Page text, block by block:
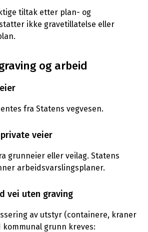
tiltak etter plan- og
ikke gravetillatelse eller
og arbeid
fra Statens vegvesen.
veier
grunneier eller veilag. Statens
arbeidsvarslingsplaner.
vei uten graving
av utstyr (containere, kraner
kommunal grunn kreves: